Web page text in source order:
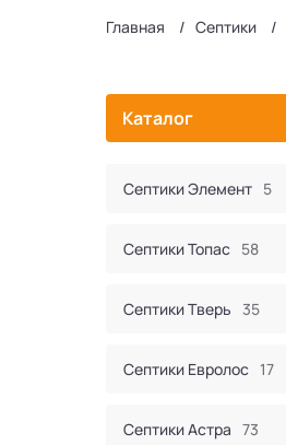
Главная Септики
Каталог
Септики Элемент 5
Септики Топас 58
Септики Тверь 35
Септики Евролос 17
Септики Астра 73